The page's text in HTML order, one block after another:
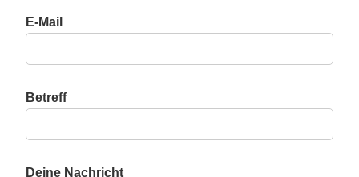
E-Mail
Betreff
Deine Nachricht